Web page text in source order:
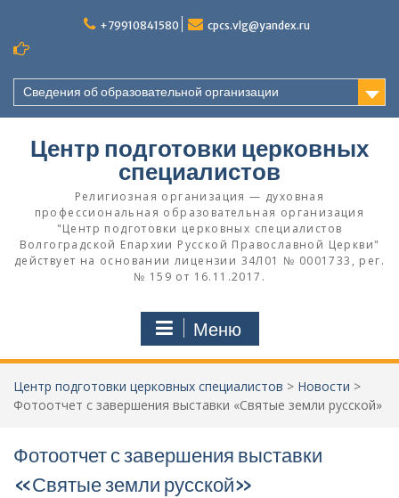
содержимому
+79910841580 cpcs.vlg@yandex.ru
Сведения об образовательной организации
Центр подготовки церковных
специалистов
Религиозная организация — духовная
профессиональная образовательная организация
"Центр подготовки церковных специалистов
Волгоградской Eпархии Русской Православной Церкви"
действует на основании лицензии 34Л01 № 0001733, рег.
№ 159 от 16.11.2017.
Меню
Центр подготовки церковных специалистов > Новости >
Фотоотчет с завершения выставки «Святые земли русской»
Фотоотчет с завершения выставки
«Святые земли русской»